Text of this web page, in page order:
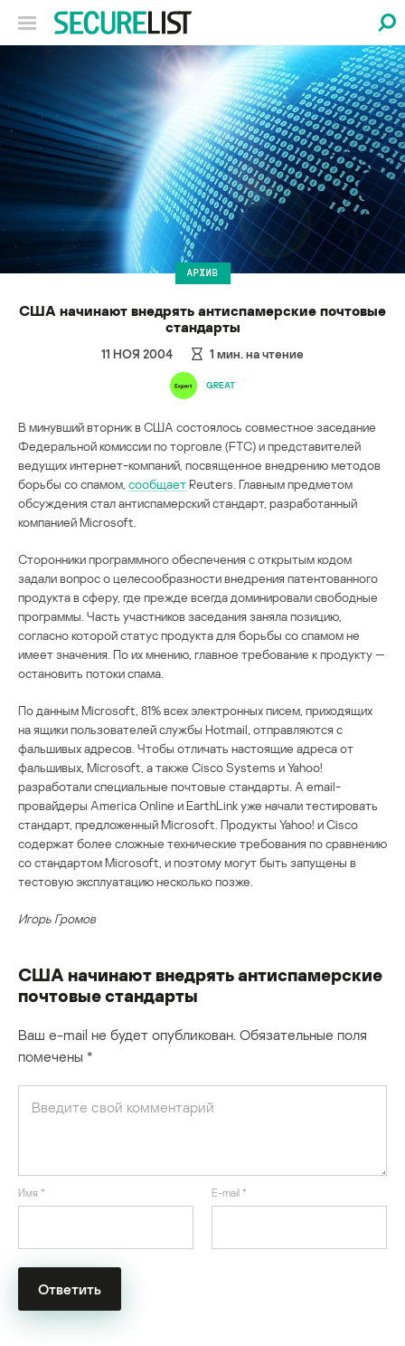
АРХИВ
США начинают внедрять антиспамерские почтовые
стандарты
11 НОЯ 2004 1 мин. на чтение
GREAT
В минувший вторник в США состоялось совместное заседание
Федеральной комиссии по торговле (FTC) и представителей
ведущих интернет-компаний, посвященное внедрению методов
борьбы со спамом, сообщаетReuters. Главным предметом
обсуждения стал антиспамерский стандарт, разработанный
компанией Microsoft.
Сторонники программного обеспечения с открытым кодом
задали вопрос о целесообразности внедрения патентованного
продукта в сферу, где прежде всегда доминировали свободные
программы. Часть участников заседания заняла позицию,
согласно которой статус продукта для борьбы со спамом не
имеет значения. По их мнению, главное требование к продукту —
остановить потоки спама.
По данным Microsoft, 81% всех электронных писем, приходящих
на ящики пользователей службы Hotmail, отправляются с
фальшивых адресов. Чтобы отличать настоящие адреса от
фальшивых, Microsoft, а также Cisco Systems и Yahoo!
разработали специальные почтовые стандарты. А email-
провайдеры America Online и EarthLink уже начали тестировать
стандарт, предложенный Microsoft. Продукты Yahoo! и Cisco
содержат более сложные технические требования по сравнению
со стандартом Microsoft, и поэтому могут быть запущены в
тестовую эксплуатацию несколько позже.
Игорь Громов
США начинают внедрять антиспамерские
почтовые стандарты
Ваш e-mail не будет опубликован. Обязательные поля
помечены *
Имя * E-mail *